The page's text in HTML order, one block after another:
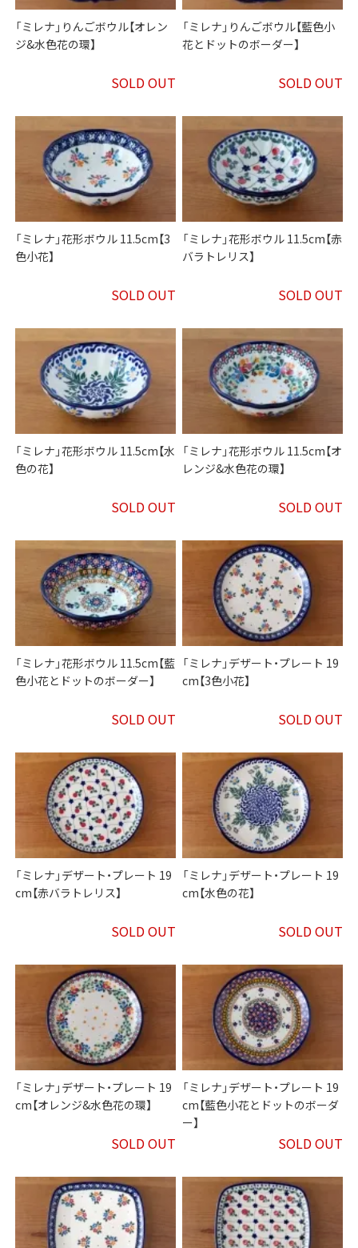
「ミレナ」りんごボウル【オレン
ジ&水色花の環】
SOLD OUT
「ミレナ」りんごボウル【藍色小
花とドットのボーダー】
SOLD OUT
「ミレナ」花形ボウル 11.5cm【3
色小花】
SOLD OUT
「ミレナ」花形ボウル 11.5cm【赤
バラトレリス】
SOLD OUT
「ミレナ」花形ボウル 11.5cm【水
色の花】
SOLD OUT
「ミレナ」花形ボウル 11.5cm【オ
レンジ&水色花の環】
SOLD OUT
「ミレナ」花形ボウル 11.5cm【藍
色小花とドットのボーダー】
SOLD OUT
「ミレナ」デザート・プレート 19
cm【3色小花】
SOLD OUT
「ミレナ」デザート・プレート 19
cm【赤バラトレリス】
SOLD OUT
「ミレナ」デザート・プレート 19
cm【水色の花】
SOLD OUT
「ミレナ」デザート・プレート 19
cm【オレンジ&水色花の環】
SOLD OUT
「ミレナ」デザート・プレート 19
cm【藍色小花とドットのボーダ
ー】
SOLD OUT